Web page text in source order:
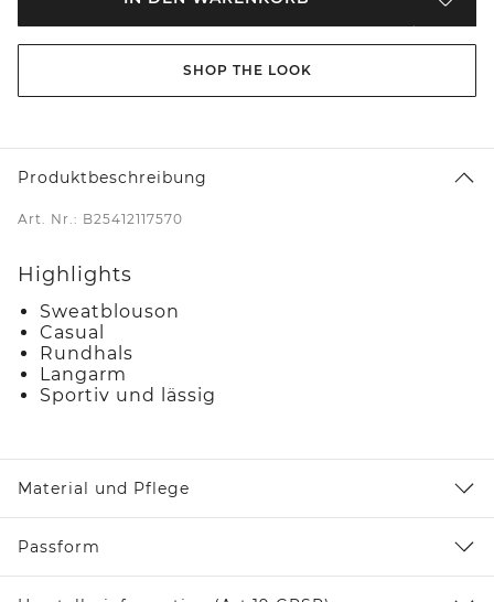
SHOP THE LOOK
Produktbeschreibung
Art. Nr.: B25412117570
Highlights
Sweatblouson
Casual
Rundhals
Langarm
Sportiv und lässig
Material und Pflege
Passform